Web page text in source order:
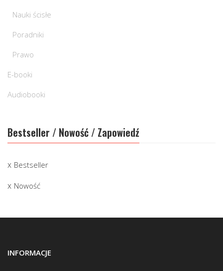
Nauki ścisłe
Poradniki
Prawo
E-booki
Audiobooki
Bestseller / Nowość / Zapowiedź
Bestseller
Nowość
INFORMACJE